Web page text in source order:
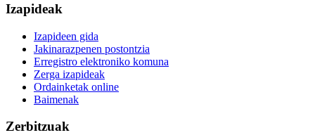
Izapideak
Izapideen gida
Jakinarazpenen postontzia
Erregistro elektroniko komuna
Zerga izapideak
Ordainketak online
Baimenak
Zerbitzuak